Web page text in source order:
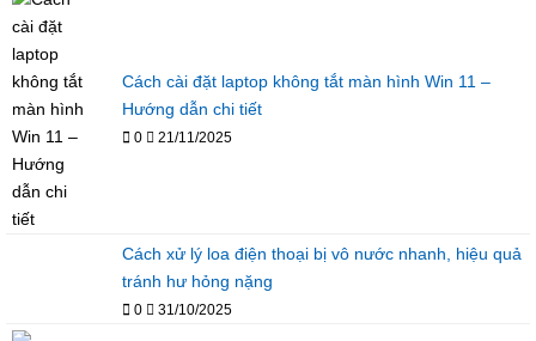
Cách cài đặt laptop không tắt màn hình Win 11 –
Hướng dẫn chi tiết
0 21/11/2025
Cách xử lý loa điện thoại bị vô nước nhanh, hiệu quả
tránh hư hỏng nặng
0 31/10/2025